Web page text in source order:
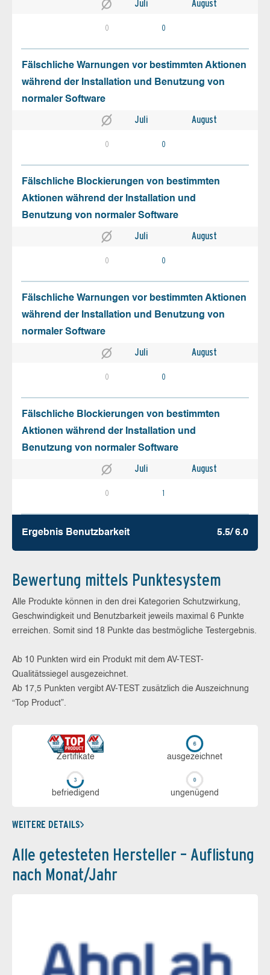
Juli August
0 0
Fälschliche Warnungen vor bestimmten Aktionen
während der Installation und Benutzung von
normaler Software
Juli August
0 0
Fälschliche Blockierungen von bestimmten
Aktionen während der Installation und
Benutzung von normaler Software
Juli August
0 0
Fälschliche Warnungen vor bestimmten Aktionen
während der Installation und Benutzung von
normaler Software
Juli August
0 0
Fälschliche Blockierungen von bestimmten
Aktionen während der Installation und
Benutzung von normaler Software
Juli August
0 1
Ergebnis Benutz­barkeit 5.5/ 6.0
Bewertung mittels Punktesystem
Alle Produkte können in den drei Kategorien Schutzwirkung,
Geschwindigkeit und Benutzbarkeit jeweils maximal 6 Punkte
erreichen. Somit sind 18 Punkte das bestmögliche Testergebnis.
Ab 10 Punkten wird ein Produkt mit dem AV-TEST-
Qualitätssiegel ausgezeichnet.
Ab 17,5 Punkten vergibt AV-TEST zusätzlich die Auszeichnung
“Top Product”.
Zerti­fikate aus­ge­zeich­net
be­frie­di­gend un­ge­nü­gend
WEITERE DETAILS
Alle getesteten Hersteller – Auflistung
nach Monat/Jahr